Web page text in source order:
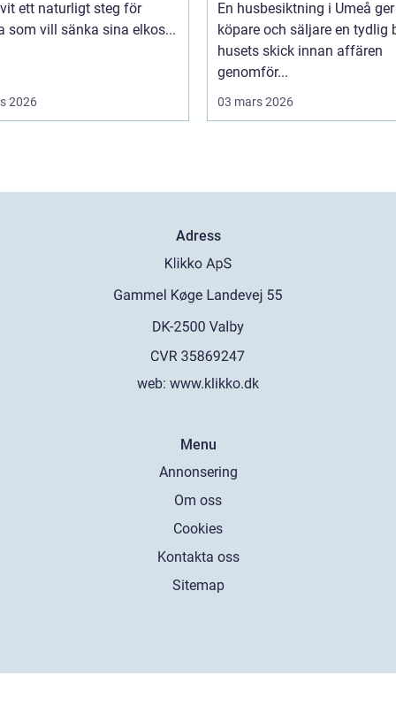
ett naturligt steg för
som vill sänka sina elkos...
2026
En husbesiktning i Umeå ger
köpare och säljare en tydlig
husets skick innan affären
genomför...
03 mars 2026
Adress
web: www.klikko.dk
Menu
Annonsering
Om oss
Cookies
Kontakta oss
Sitemap